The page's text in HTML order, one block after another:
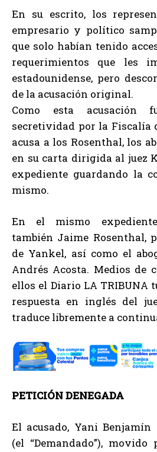
En su escrito, los
empresario y político
que solo habían tenido
requerimientos que les
estadounidense, pero
de la acusación original.
Como esta acusación
secretividad por la Fiscalía
acusa a los Rosenthal, los
en su carta dirigida al juez
expediente guardando la
mismo.
En el mismo
también Jaime Rosenthal,
de Yankel, así como el
Andrés Acosta. Medios de
ellos el Diario LA TRIBUNA
respuesta en inglés del
traduce libremente a
PETICIÓN DENEGADA
El acusado, Yani
(el “Demandado”),